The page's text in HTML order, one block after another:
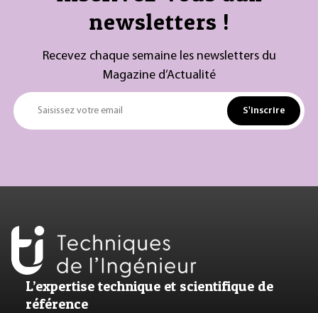
newsletters !
Recevez chaque semaine les newsletters du
Magazine d’Actualité
Saisissez votre email S'inscrire
L’expertise technique et scientifique de
référence